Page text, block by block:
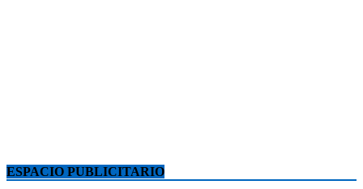
ESPACIO PUBLICITARIO